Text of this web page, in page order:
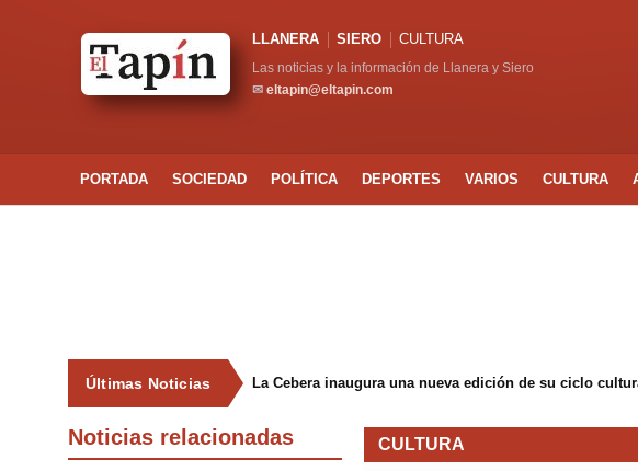
LLANERA SIERO CULTURA
Las noticias y la información de Llanera y Siero
✉ eltapin@eltapin.com
PORTADA SOCIEDAD POLÍTICA DEPORTES VARIOS CULTURA
Últimas Noticias La Cebera inaugura una nueva edición de su ciclo
CULTURA
Noticias relacionadas